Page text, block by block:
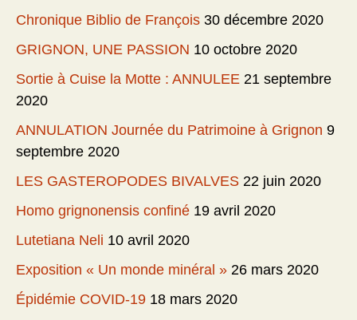
Chronique Biblio de François 30 décembre 2020
GRIGNON, UNE PASSION 10 octobre 2020
Sortie à Cuise la Motte : ANNULEE 21 septembre
2020
ANNULATION Journée du Patrimoine à Grignon 9
septembre 2020
LES GASTEROPODES BIVALVES 22 juin 2020
Homo grignonensis confiné 19 avril 2020
Lutetiana Neli 10 avril 2020
Exposition « Un monde minéral » 26 mars 2020
Épidémie COVID-19 18 mars 2020